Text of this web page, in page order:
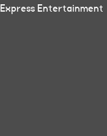
Express Entertainment